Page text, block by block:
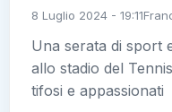
8 Luglio 2024 - 19:11
Una serata di sport
allo stadio del
tifosi e appassionati